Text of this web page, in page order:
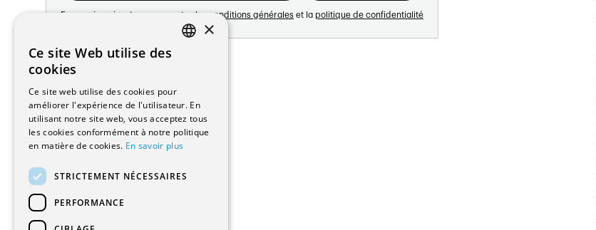
En vous inscrivant vous acceptez les conditions générales et la politique de confidentialité
Adresse:
Avenue de Longemalle 21
1020 Renens
Suisse
Contact:
Édition: +41 21 635 16 82
Plateforme: +41 21 631 10 50
info@architectes.ch
×
Ce site Web utilise des
cookies
Ce site web utilise des cookies pour
améliorer l'expérience de l'utilisateur. En
utilisant notre site web, vous acceptez tous
les cookies conformément à notre politique
en matière de cookies. En savoir plus
STRICTEMENT NÉCESSAIRES
PERFORMANCE